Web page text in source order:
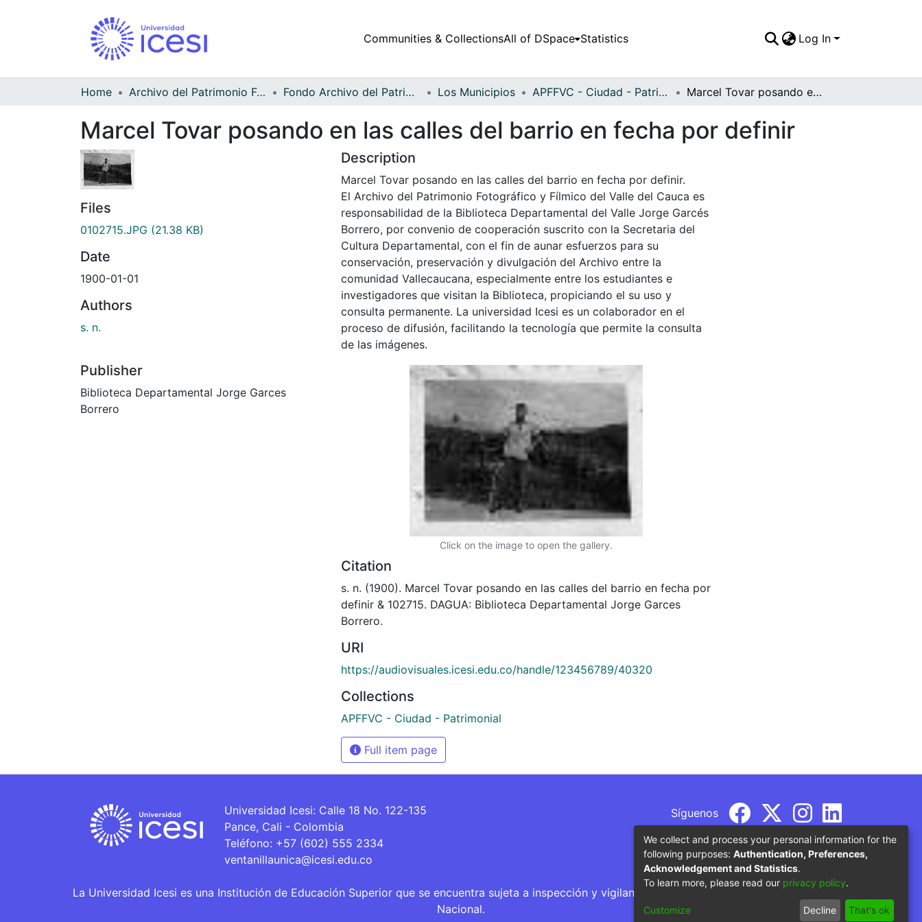
Communities & CollectionsAll of DSpace Statistics Log In
Home Archivo del Patrimonio Fotográfico y Fílmico del Valle del Cauca Fondo Archivo del Patrimonio Fotográfico y Fílmico del Valle del Cauca Los Municipios APFFVC - Ciudad - Patrimonial Marcel Tovar posando en las calles del barrio en fecha por definir
Marcel Tovar posando en las calles del barrio en fecha por definir
Files
0102715.JPG (21.38 KB)
Date
1900-01-01
Authors
s. n.
Publisher
Biblioteca Departamental Jorge Garces
Borrero
Description
Marcel Tovar posando en las calles del barrio en fecha por definir.
El Archivo del Patrimonio Fotográfico y Fílmico del Valle del Cauca es
responsabilidad de la Biblioteca Departamental del Valle Jorge Garcés
Borrero, por convenio de cooperación suscrito con la Secretaria del
Cultura Departamental, con el fin de aunar esfuerzos para su
conservación, preservación y divulgación del Archivo entre la
comunidad Vallecaucana, especialmente entre los estudiantes e
investigadores que visitan la Biblioteca, propiciando el su uso y
consulta permanente. La universidad Icesi es un colaborador en el
proceso de difusión, facilitando la tecnología que permite la consulta
de las imágenes.
Click on the image to open the gallery.
Citation
s. n. (1900). Marcel Tovar posando en las calles del barrio en fecha por
definir & 102715. DAGUA: Biblioteca Departamental Jorge Garces
Borrero.
URI
https://audiovisuales.icesi.edu.co/handle/123456789/40320
Collections
APFFVC - Ciudad - Patrimonial
Full item page
Universidad Icesi: Calle 18 No. 122-135
Pance, Cali - Colombia
Teléfono: +57 (602) 555 2334
ventanillaunica@icesi.edu.co
Síguenos
La Universidad Icesi es una Institución de Educación Superior que se encuentra sujeta a inspección y vigilancia por parte del Ministerio de Educación
Nacional.
We collect and process your personal information for the
following purposes: Authentication, Preferences,
Acknowledgement and Statistics.
To learn more, please read our privacy policy.
Customize Decline That's ok